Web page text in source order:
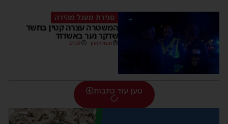
סגירת מעגל מהירה
המשטרה עצרה קטין בחשד
שדקר נער באשדוד
משה קאהן 21:59
טען עוד כתבות